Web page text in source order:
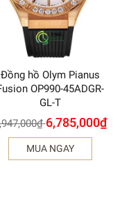
Đồng hồ Olym Pianus
OP990-45ADGR-
GL-T
₫ 6,785,000₫
MUA NGAY